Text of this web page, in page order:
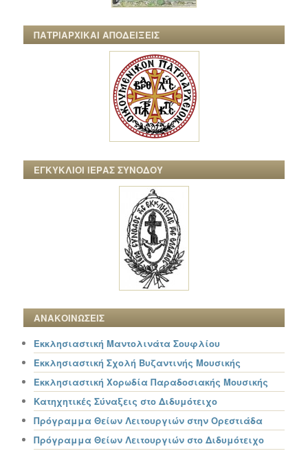
ΠΑΤΡΙΑΡΧΙΚΑΙ ΑΠΟΔΕΙΞΕΙΣ
ΕΓΚΥΚΛΙΟΙ ΙΕΡΑΣ ΣΥΝΟΔΟΥ
ΑΝΑΚΟΙΝΩΣΕΙΣ
Εκκλησιαστική Μαντολινάτα Σουφλίου
Εκκλησιαστική Σχολή Βυζαντινής Μουσικής
Εκκλησιαστική Χορωδία Παραδοσιακής Μουσικής
Κατηχητικές Σύναξεις στο Διδυμότειχο
Πρόγραμμα Θείων Λειτουργιών στην Ορεστιάδα
Πρόγραμμα Θείων Λειτουργιών στο Διδυμότειχο